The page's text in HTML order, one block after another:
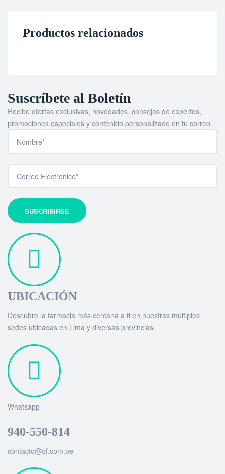
Productos relacionados
Suscríbete al Boletín
Recibe ofertas exclusivas, novedades, consejos de expertos,
promociones especiales y contenido personalizado en tu correo.
UBICACIÓN
Descubre la farmacia más cercana a ti en nuestras múltiples
sedes ubicadas en Lima y diversas provincias.
Whatsapp
940-550-814
contacto@qf.com.pe